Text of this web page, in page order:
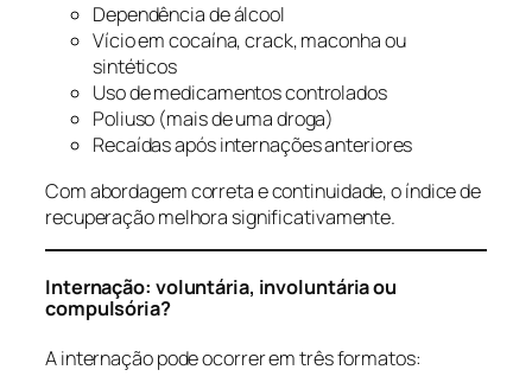
Dependência de álcool
Vício em cocaína, crack, maconha ou
sintéticos
Uso de medicamentos controlados
Poliuso (mais de uma droga)
Recaídas após internações anteriores
Com abordagem correta e continuidade, o índice de
recuperação melhora significativamente.
Internação: voluntária, involuntária ou
compulsória?
A internação pode ocorrer em três formatos: